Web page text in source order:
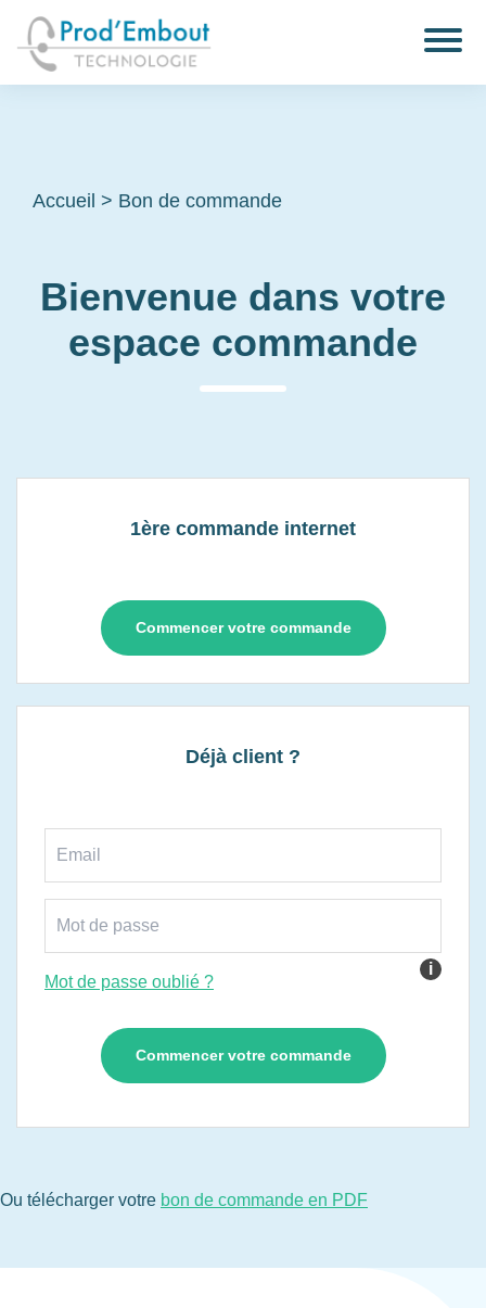
Accueil > Bon de commande
Bienvenue dans votre
espace commande
1ère commande internet
Commencer votre commande
Déjà client ?
i
Mot de passe oublié ?
Ou télécharger votre bon de commande en PDF